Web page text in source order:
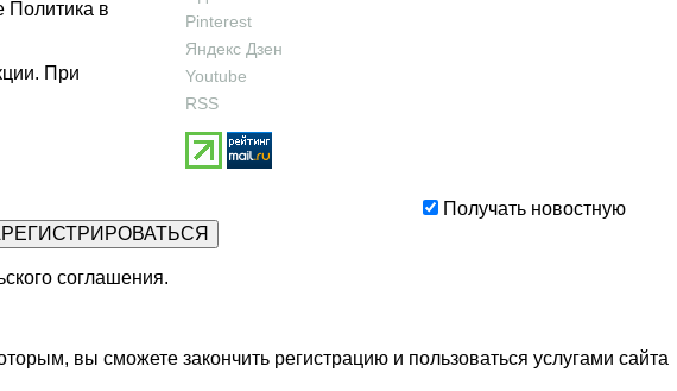
Политика в
При
Pinterest
Яндекс Дзен
Youtube
RSS
Получать новостную
соглашения.
вы сможете закончить регистрацию и пользоваться услугами сайта